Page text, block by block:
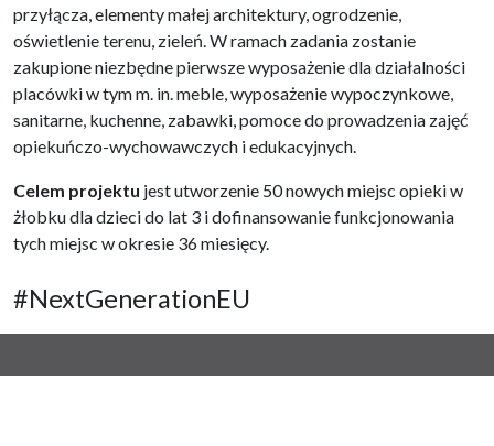
przyłącza, elementy małej architektury, ogrodzenie,
oświetlenie terenu, zieleń. W ramach zadania zostanie
zakupione niezbędne pierwsze wyposażenie dla działalności
placówki w tym m. in. meble, wyposażenie wypoczynkowe,
sanitarne, kuchenne, zabawki, pomoce do prowadzenia zajęć
opiekuńczo-wychowawczych i edukacyjnych.
Celem projektu jest utworzenie 50 nowych miejsc opieki w
żłobku dla dzieci do lat 3 i dofinansowanie funkcjonowania
tych miejsc w okresie 36 miesięcy.
#NextGenerationEU